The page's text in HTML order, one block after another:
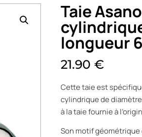
Taie
longueur
21.90 €
Cette taie est
cylindrique de
à la taie fournie à
Son motif